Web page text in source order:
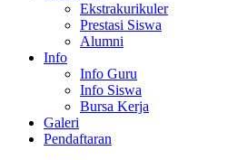
Ekstrakurikuler
Prestasi Siswa
Alumni
Info
Info Guru
Info Siswa
Bursa Kerja
Galeri
Pendaftaran